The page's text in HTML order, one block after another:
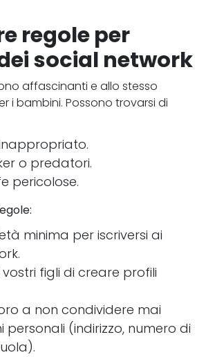
regole per
social network
affascinanti e allo stesso
i bambini. Possono trovarsi di
o predatori.
pericolose.
minima per iscriversi ai
figli di creare profili
a non condividere mai
personali (indirizzo, numero di